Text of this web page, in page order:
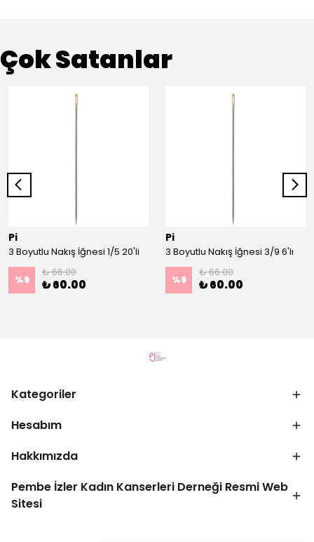
Çok Satanlar
Pi
3 Boyutlu Nakış İğnesi 1/5 20'li
%9
₺ 66.00
₺ 60.00
Pi
3 Boyutlu Nakış İğnesi 3/9 6'lı
%9
₺ 66.00
₺ 60.00
Kategoriler
Hesabım
Hakkımızda
Pembe İzler Kadın Kanserleri Derneği Resmi Web
Sitesi